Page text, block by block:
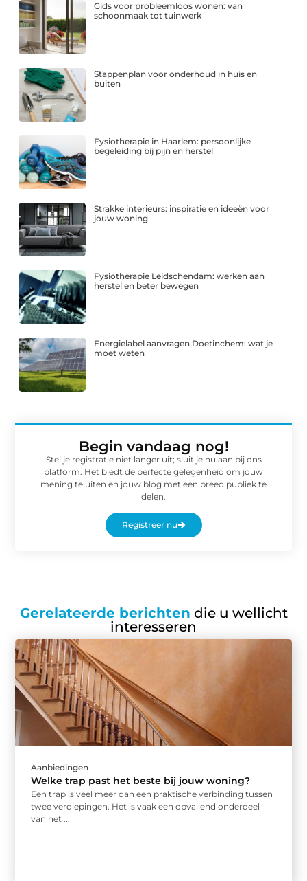
Gids voor probleemloos wonen: van
schoonmaak tot tuinwerk
Stappenplan voor onderhoud in huis en
buiten
Fysiotherapie in Haarlem: persoonlijke
begeleiding bij pijn en herstel
Strakke interieurs: inspiratie en ideeën voor
jouw woning
Fysiotherapie Leidschendam: werken aan
herstel en beter bewegen
Energielabel aanvragen Doetinchem: wat je
moet weten
Begin vandaag nog!
Stel je registratie niet langer uit; sluit je nu aan bij ons
platform. Het biedt de perfecte gelegenheid om jouw
mening te uiten en jouw blog met een breed publiek te
delen.
Registreer nu
Gerelateerde berichten die u wellicht
interesseren
Aanbiedingen
Welke trap past het beste bij jouw woning?
Een trap is veel meer dan een praktische verbinding tussen
twee verdiepingen. Het is vaak een opvallend onderdeel
van het ...